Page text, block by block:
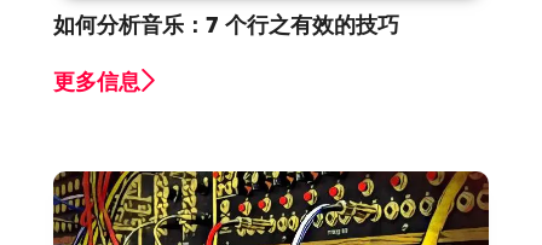
如何分析音乐：7 个行之有效的技巧
更多信息